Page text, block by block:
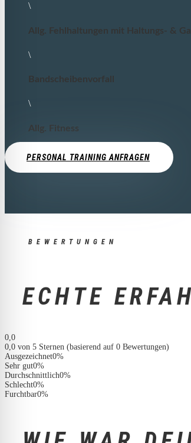
\
Allg. Fehlhaltungen mit Haltungs- &
\
Bandscheibenvorfall
\
Allg. Fitness
PERSONAL TRAINING ANFRAGEN
BEWERTUNGEN
ECHTE
0,0
0,0 von 5 Sternen (basierend auf 0 Bewertungen)
Ausgezeichnet0%
Sehr gut0%
Durchschnittlich0%
Schlecht0%
Furchtbar0%